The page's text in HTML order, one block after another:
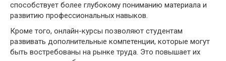
способствует более глубокому пониманию материала и
развитию профессиональных навыков.
Кроме того, онлайн-курсы позволяют студентам
развивать дополнительные компетенции, которые могут
быть востребованы на рынке труда. Это повышает их